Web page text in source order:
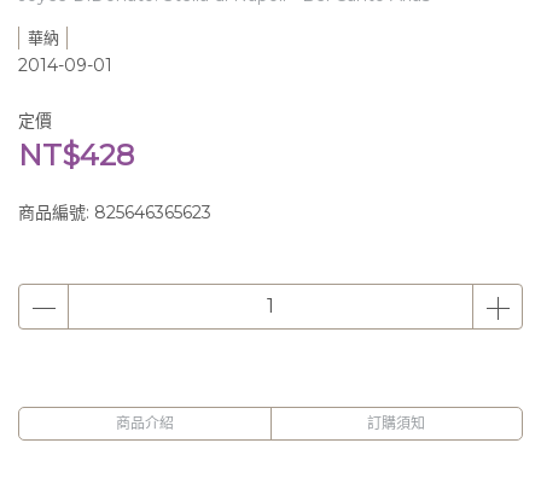
華納
2014-09-01
定價
NT$428
商品編號: 825646365623
商品介紹 訂購須知